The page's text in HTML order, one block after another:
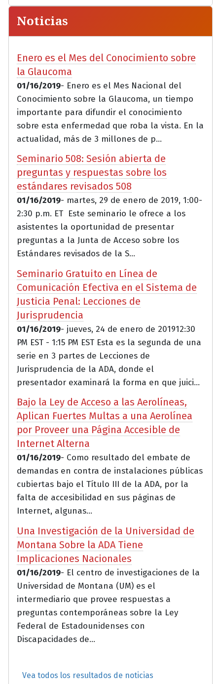
Noticias
Enero es el Mes del Conocimiento sobre
la Glaucoma
01/16/2019- Enero es el Mes Nacional del
Conocimiento sobre la Glaucoma, un tiempo
importante para difundir el conocimiento
sobre esta enfermedad que roba la vista. En la
actualidad, más de 3 millones de p...
Seminario 508: Sesión abierta de
preguntas y respuestas sobre los
estándares revisados 508
01/16/2019- martes, 29 de enero de 2019, 1:00-
2:30 p.m. ET Este seminario le ofrece a los
asistentes la oportunidad de presentar
preguntas a la Junta de Acceso sobre los
Estándares revisados de la S...
Seminario Gratuito en Línea de
Comunicación Efectiva en el Sistema de
Justicia Penal: Lecciones de
Jurisprudencia
01/16/2019- jueves, 24 de enero de 201912:30
PM EST - 1:15 PM EST Esta es la segunda de una
serie en 3 partes de Lecciones de
Jurisprudencia de la ADA, donde el
presentador examinará la forma en que juici...
Bajo la Ley de Acceso a las Aerolíneas,
Aplican Fuertes Multas a una Aerolínea
por Proveer una Página Accesible de
Internet Alterna
01/16/2019- Como resultado del embate de
demandas en contra de instalaciones públicas
cubiertas bajo el Título III de la ADA, por la
falta de accesibilidad en sus páginas de
Internet, algunas...
Una Investigación de la Universidad de
Montana Sobre la ADA Tiene
Implicaciones Nacionales
01/16/2019- El centro de investigaciones de la
Universidad de Montana (UM) es el
intermediario que provee respuestas a
preguntas contemporáneas sobre la Ley
Federal de Estadounidenses con
Discapacidades de...
Vea todos los resultados de noticias